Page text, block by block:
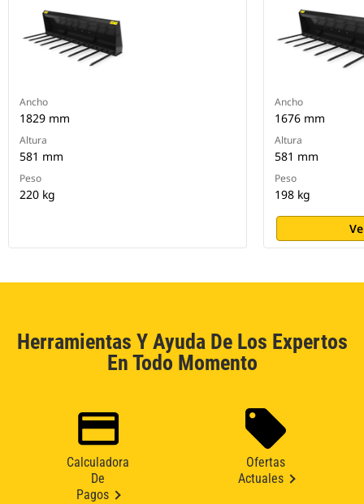
Ancho
1829 mm
Altura
581 mm
Peso
220 kg
Ancho
1676 mm
Altura
581 mm
Peso
198 kg
Herramientas Y Ayuda De Los Expertos
En Todo Momento
Calculadora
De
Pagos
Ofertas
Actuales